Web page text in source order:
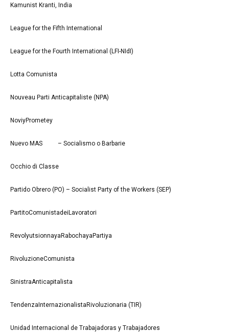
Kamunist Kranti, India
League for the Fifth International
League for the Fourth International (LFI-NIdI)
Lotta Comunista
Nouveau Parti Anticapitaliste (NPA)
NoviyPrometey
Nuevo MAS – Socialismo o Barbarie
Occhio di Classe
Partido Obrero (PO) – Socialist Party of the Workers (SEP)
PartitoComunistadeiLavoratori
RevolyutsionnayaRabochayaPartiya
RivoluzioneComunista
SinistraAnticapitalista
TendenzaInternazionalistaRivoluzionaria (TIR)
Unidad Internacional de Trabajadoras y Trabajadores